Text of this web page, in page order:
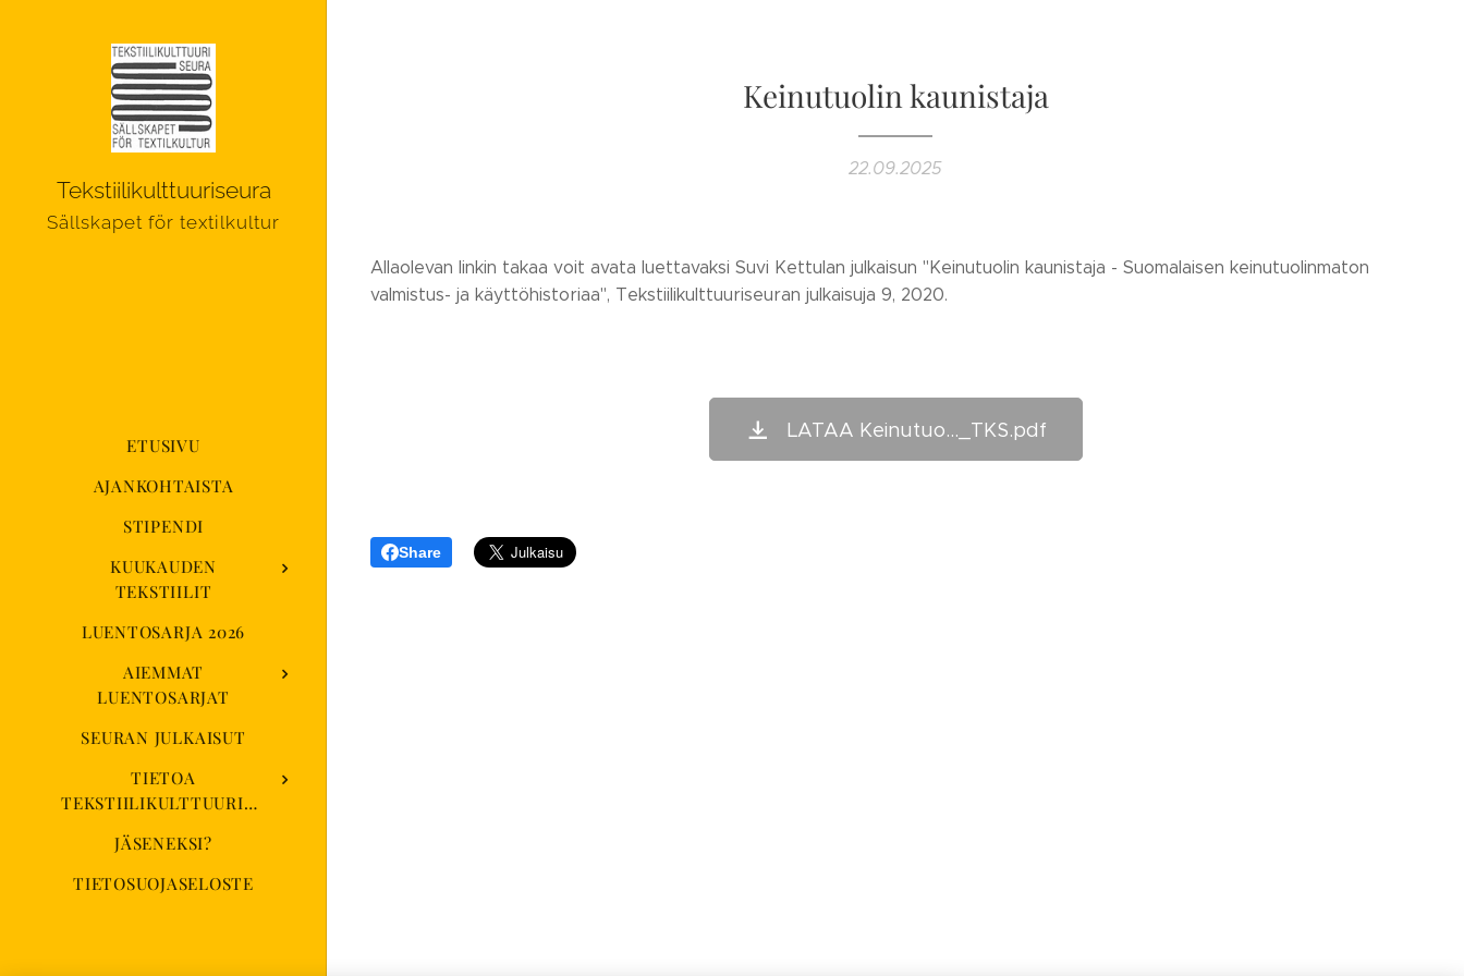
Tekstiilikulttuuriseura
Sällskapet för textilkultur
ETUSIVU
AJANKOHTAISTA
STIPENDI
KUUKAUDEN
TEKSTIILIT
LUENTOSARJA 2026
AIEMMAT
LUENTOSARJAT
SEURAN JULKAISUT
TIETOA
TEKSTIILIKULTTUURISEURASTA
JÄSENEKSI?
TIETOSUOJASELOSTE
Keinutuolin kaunistaja
22.09.2025
Allaolevan linkin takaa voit avata luettavaksi Suvi Kettulan julkaisun "Keinutuolin kaunistaja - Suomalaisen keinutuolinmaton
valmistus- ja käyttöhistoriaa", Tekstiilikulttuuriseuran julkaisuja 9, 2020.
LATAA Keinutuo..._TKS.pdf
Share